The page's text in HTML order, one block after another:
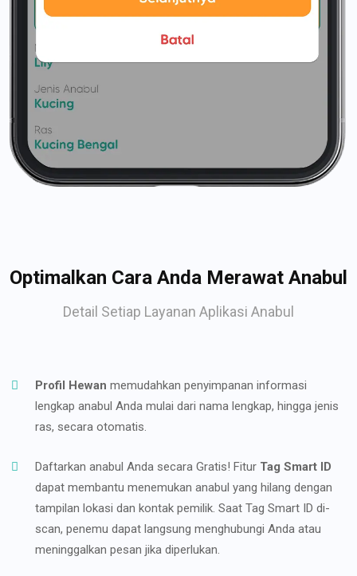
Optimalkan Cara Anda Merawat Anabul
Detail Setiap Layanan Aplikasi Anabul
Profil Hewan memudahkan penyimpanan informasi
lengkap anabul Anda mulai dari nama lengkap, hingga jenis
ras, secara otomatis.
Daftarkan anabul Anda secara Gratis! Fitur Tag Smart ID
dapat membantu menemukan anabul yang hilang dengan
tampilan lokasi dan kontak pemilik. Saat Tag Smart ID di-
scan, penemu dapat langsung menghubungi Anda atau
meninggalkan pesan jika diperlukan.